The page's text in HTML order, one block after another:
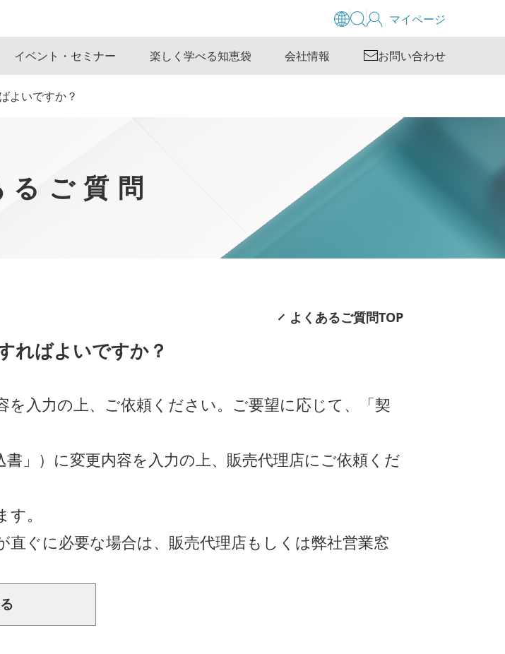
マイページ
イベント・セミナー 楽しく学べる知恵袋 会社情報 お問い合わせ
よいですか？
るご質問
よくあるご質問TOP
ればよいですか？
入力の上、ご依頼ください。ご要望に応じて、「契
」）に変更内容を入力の上、販売代理店にご依頼くだ
。
ぐに必要な場合は、販売代理店もしくは弊社営業窓